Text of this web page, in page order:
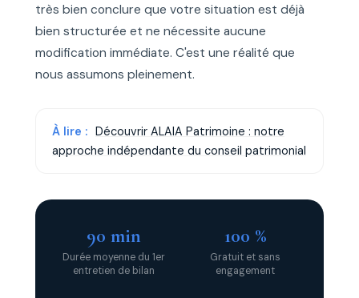
très bien conclure que votre situation est déjà
bien structurée et ne nécessite aucune
modification immédiate. C'est une réalité que
nous assumons pleinement.
À lire : Découvrir ALAIA Patrimoine : notre
approche indépendante du conseil patrimonial
90 min
Durée moyenne du 1er
entretien de bilan
100 %
Gratuit et sans
engagement